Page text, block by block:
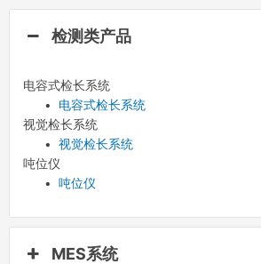
检测类产品
电容式检长系统
• 电容式检长系统
视觉检长系统
• 视觉检长系统
吨位仪
• 吨位仪
MES系统